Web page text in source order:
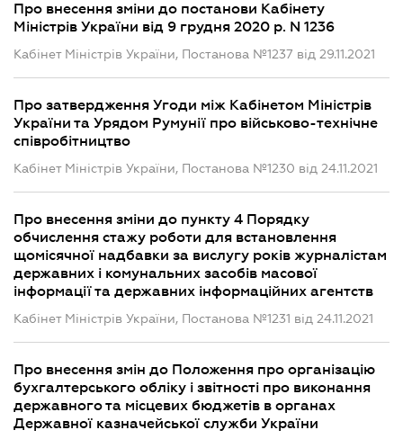
Про внесення зміни до постанови Кабінету
Міністрів України від 9 грудня 2020 р. N 1236
Кабінет Міністрів України, Постанова №1237 від 29.11.2021
Про затвердження Угоди між Кабінетом Міністрів
України та Урядом Румунії про військово-технічне
співробітництво
Кабінет Міністрів України, Постанова №1230 від 24.11.2021
Про внесення зміни до пункту 4 Порядку
обчислення стажу роботи для встановлення
щомісячної надбавки за вислугу років журналістам
державних і комунальних засобів масової
інформації та державних інформаційних агентств
Кабінет Міністрів України, Постанова №1231 від 24.11.2021
Про внесення змін до Положення про організацію
бухгалтерського обліку і звітності про виконання
державного та місцевих бюджетів в органах
Державної казначейської служби України